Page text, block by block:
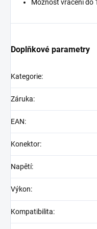
Možnost vrácení do
Doplňkové parametry
Kategorie:
Záruka:
EAN:
Konektor:
Napětí:
Výkon:
Kompatibilita: